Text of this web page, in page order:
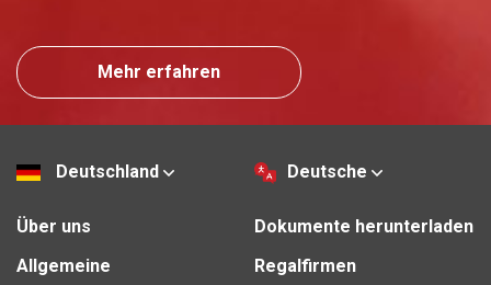
Mehr erfahren
Deutschland Deutsche
Über uns
Allgemeine
Dokumente herunterladen
Regalfirmen